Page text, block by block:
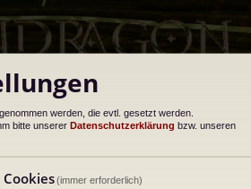
werden, die evtl. gesetzt werden.
bitte unserer Datenschutzerklärung bzw. unseren
(immer erforderlich)